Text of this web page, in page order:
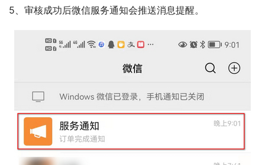
5、审核成功后微信服务通知会推送消息提醒。